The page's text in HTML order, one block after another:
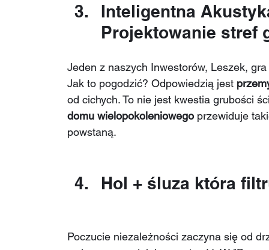
Inteligentna
Projektowanie stref
Jeden z naszych Inwestorów, Leszek,
Jak to pogodzić? Odpowiedzią jest
od cichych. To nie jest kwestia grubości
domu wielopokoleniowego przewiduje
powstaną.
Hol + śluza która
Poczucie niezależności zaczyna się od